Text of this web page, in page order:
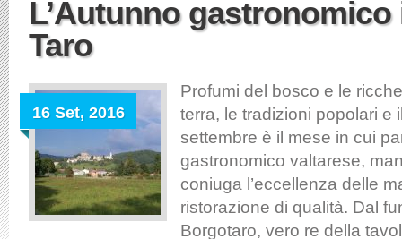
L’Autunno gastronomico
Taro
16 Set, 2016
Profumi del bosco e le
terra, le tradizioni popolari e
settembre è il mese in cui
gastronomico valtarese,
coniuga l’eccellenza delle
ristorazione di qualità. Dal
Borgotaro, vero re della